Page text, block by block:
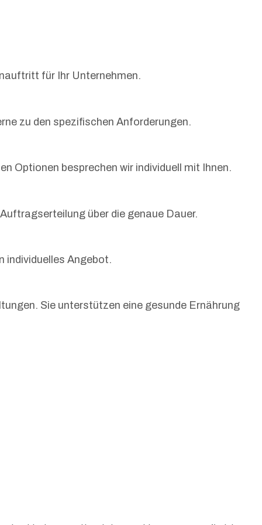
für Ihr Unternehmen.
zu den spezifischen Anforderungen.
Optionen besprechen wir individuell mit Ihnen.
über die genaue Dauer.
individuelles Angebot.
Sie unterstützen eine gesunde Ernährung